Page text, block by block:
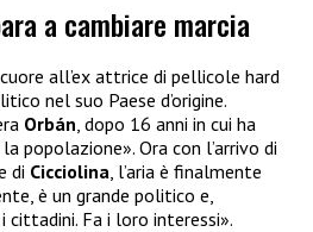
a cambiare marcia
all’ex attrice di pellicole hard
nel suo Paese d’origine.
Orbán , dopo 16 anni in cui ha
popolazione». Ora con l’arrivo di
di Cicciolina , l’aria è finalmente
è un grande politico e,
Fa i loro interessi».